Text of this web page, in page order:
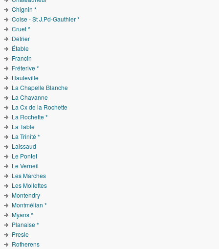
Chignin *
Coise - St J.Pd-Gauthier *
Cruet *
Détrier
Étable
Francin
Fréterive *
Hauteville
La Chapelle Blanche
La Chavanne
La Cx de la Rochette
La Rochette *
La Table
La Trinité *
Laissaud
Le Pontet
Le Verneil
Les Marches
Les Mollettes
Montendry
Montmélian *
Myans *
Planaise *
Presle
Rotherens